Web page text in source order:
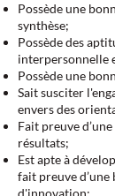
Possède une
synthèse;
Possède des
interpersonnelle
Possède une
Sait susciter
envers des
Fait preuve
résultats;
Est apte à
fait preuve d’une
d'innovation;